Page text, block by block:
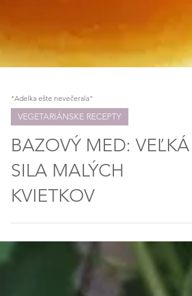
"Adelka ešte nevečerala"
VEGETARIÁNSKE RECEPTY
BAZOVÝ MED: VEĽKÁ
SILA MALÝCH
KVIETKOV